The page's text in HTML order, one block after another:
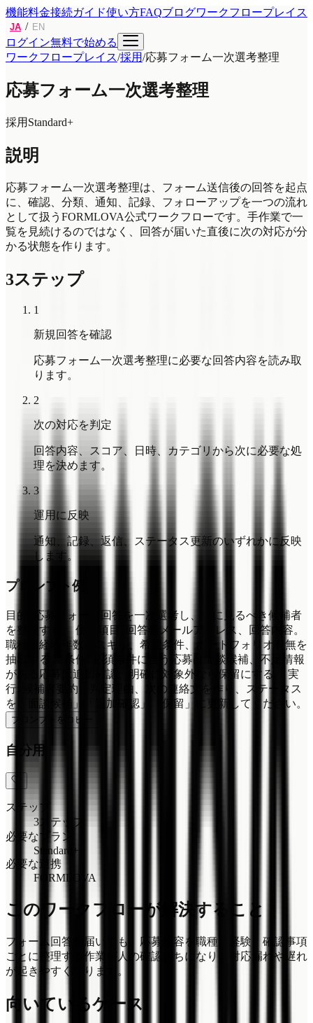
機能料金接続ガイド使い方FAQブログワークフロープレイス
JA / EN
ログイン無料で始める
ワークフロープレイス/採用/応募フォーム一次選考整理
応募フォーム一次選考整理
採用 Standard+
説明
応募フォーム一次選考整理は、フォーム送信後の回答を起点
に、確認、分類、通知、記録、フォローアップを一つの流れ
として扱うFORMLOVA公式ワークフローです。手作業で一
覧を見続けるのではなく、回答が届いた直後に次の対応が分
かる状態を作ります。
3ステップ
1
新規回答を確認
応募フォーム一次選考整理に必要な回答内容を読み取
ります。
2
次の対応を判定
回答内容、スコア、日時、カテゴリから次に必要な処
理を決めます。
3
運用に反映
通知、記録、返信、ステータス更新のいずれかに反映
します。
プロンプト例
目的: 応募フォーム回答を一次選考し、次に見るべき候補者
を整理する。 使う項目: 回答者メールアドレス、回答内容。
職種、経験年数、スキル、希望条件、ポートフォリオ有無を
抽出する。 条件: 必須条件に合う応募は面談候補、不足情報
がある応募は追加確認、明確に対象外なら保留にする。 実
行: 候補者要約、判定理由、次の連絡文を作り、ステータス
を「面談候補」「追加確認」「保留」に更新してください。
プロンプトをコピー
自分用
ステップ
3ステップ
必要なプラン
Standard+
必要な連携
FORMLOVA
このワークフローが解決すること
フォーム回答が届いても、応募内容を職種、経験、確認事項
ごとに整理する作業が人の確認待ちになり、対応漏れや遅れ
が起きやすくなります。
向いているケース